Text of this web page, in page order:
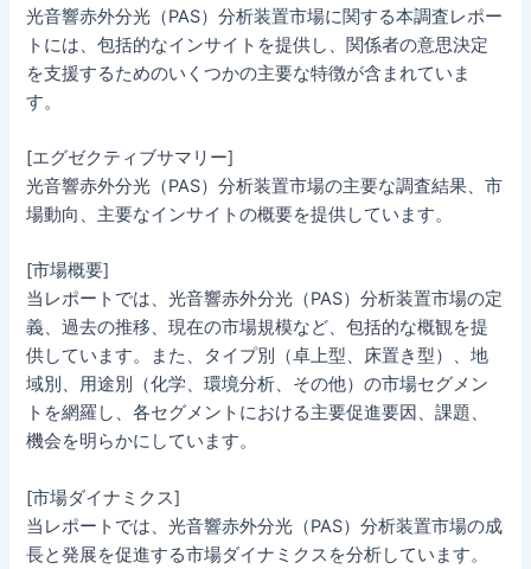
光音響赤外分光（PAS）分析装置市場に関する本調査レポー
トには、包括的なインサイトを提供し、関係者の意思決定
を支援するためのいくつかの主要な特徴が含まれていま
す。
[エグゼクティブサマリー]
光音響赤外分光（PAS）分析装置市場の主要な調査結果、市
場動向、主要なインサイトの概要を提供しています。
[市場概要]
当レポートでは、光音響赤外分光（PAS）分析装置市場の定
義、過去の推移、現在の市場規模など、包括的な概観を提
供しています。また、タイプ別（卓上型、床置き型）、地
域別、用途別（化学、環境分析、その他）の市場セグメン
トを網羅し、各セグメントにおける主要促進要因、課題、
機会を明らかにしています。
[市場ダイナミクス]
当レポートでは、光音響赤外分光（PAS）分析装置市場の成
長と発展を促進する市場ダイナミクスを分析しています。